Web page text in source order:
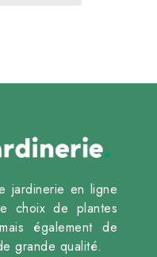
jardinerie en ligne
choix de plantes
également de
grande qualité.